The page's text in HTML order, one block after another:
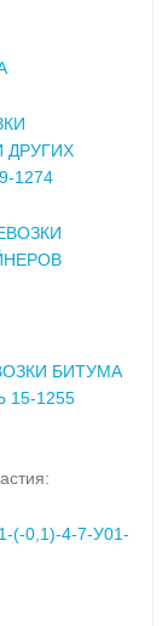
ДРУГИХ
1274
БИТУМА
1255
0,1)-4-7-У01-